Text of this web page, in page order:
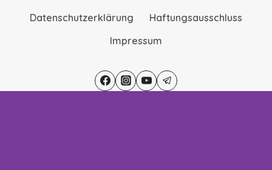
Datenschutzerklärung
Haftungsausschluss
Impressum